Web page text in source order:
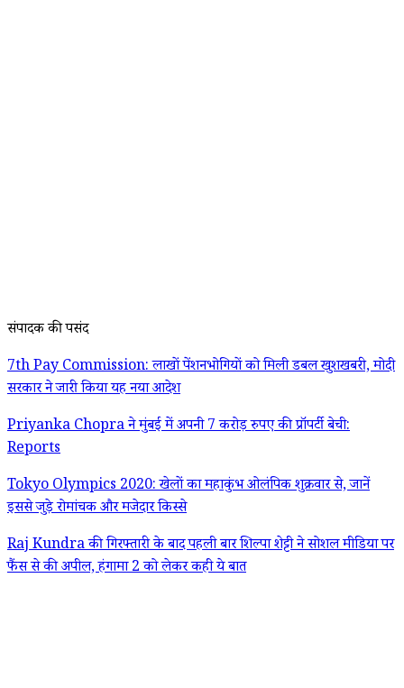
संपादक की पसंद
7th Pay Commission: लाखों पेंशनभोगियों को मिली डबल खुशखबरी, मोदी
सरकार ने जारी किया यह नया आदेश
Priyanka Chopra ने मुंबई में अपनी 7 करोड़ रुपए की प्रॉपर्टी बेची:
Reports
Tokyo Olympics 2020: खेलों का महाकुंभ ओलंपिक शुक्रवार से, जानें
इससे जुड़े रोमांचक और मजेदार किस्से
Raj Kundra की गिरफ्तारी के बाद पहली बार शिल्पा शेट्टी ने सोशल मीडिया पर
फैंस से की अपील, हंगामा 2 को लेकर कही ये बात